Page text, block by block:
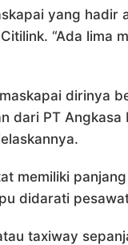
yang hadir
“Ada lima
dirinya
dari PT Angkasa
memiliki
didarati
taxiway